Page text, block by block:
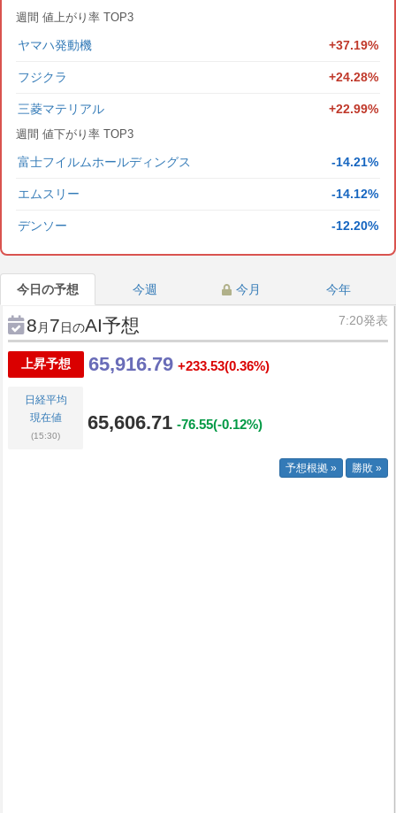
週間 値上がり率 TOP3
ヤマハ発動機 +37.19%
フジクラ +24.28%
三菱マテリアル +22.99%
週間 値下がり率 TOP3
富士フイルムホールディングス -14.21%
エムスリー -14.12%
デンソー -12.20%
今日の予想 今週 今月 今年
8 月 7 日のAI予想 7:20発表
上昇予想 65,916.79 +233.53(0.36%)
日経平均
現在値
(15:30)
65,606.71 -76.55(-0.12%)
予想根拠 » 勝敗 »